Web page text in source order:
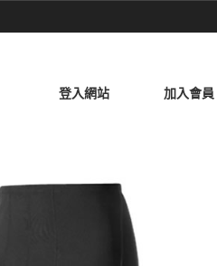
登入網站 加入會員